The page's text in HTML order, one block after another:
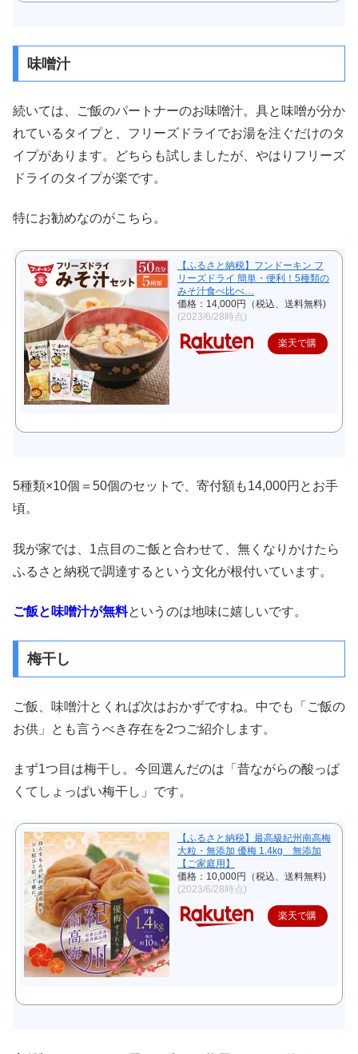
味噌汁
続いては、ご飯のパートナーのお味噌汁。具と味噌が分か
れているタイプと、フリーズドライでお湯を注ぐだけのタ
イプがあります。どちらも試しましたが、やはりフリーズ
ドライのタイプが楽です。
特にお勧めなのがこちら。
【ふるさと納税】フンドーキン フ
リーズドライ 簡単・便利！5種類の
みそ汁食べ比べ…
価格：14,000円（税込、送料無料)
(2023/6/28時点)
楽天で購
5種類×10個＝50個のセットで、寄付額も14,000円とお手
頃。
我が家では、1点目のご飯と合わせて、無くなりかけたら
ふるさと納税で調達するという文化が根付いています。
ご飯と味噌汁が無料というのは地味に嬉しいです。
梅干し
ご飯、味噌汁とくれば次はおかずですね。中でも「ご飯の
お供」とも言うべき存在を2つご紹介します。
まず1つ目は梅干し。今回選んだのは「昔ながらの酸っぱ
くてしょっぱい梅干し」です。
【ふるさと納税】最高級紀州南高梅
大粒・無添加 優梅 1.4kg 無添加
【ご家庭用】
価格：10,000円（税込、送料無料)
(2023/6/28時点)
楽天で購